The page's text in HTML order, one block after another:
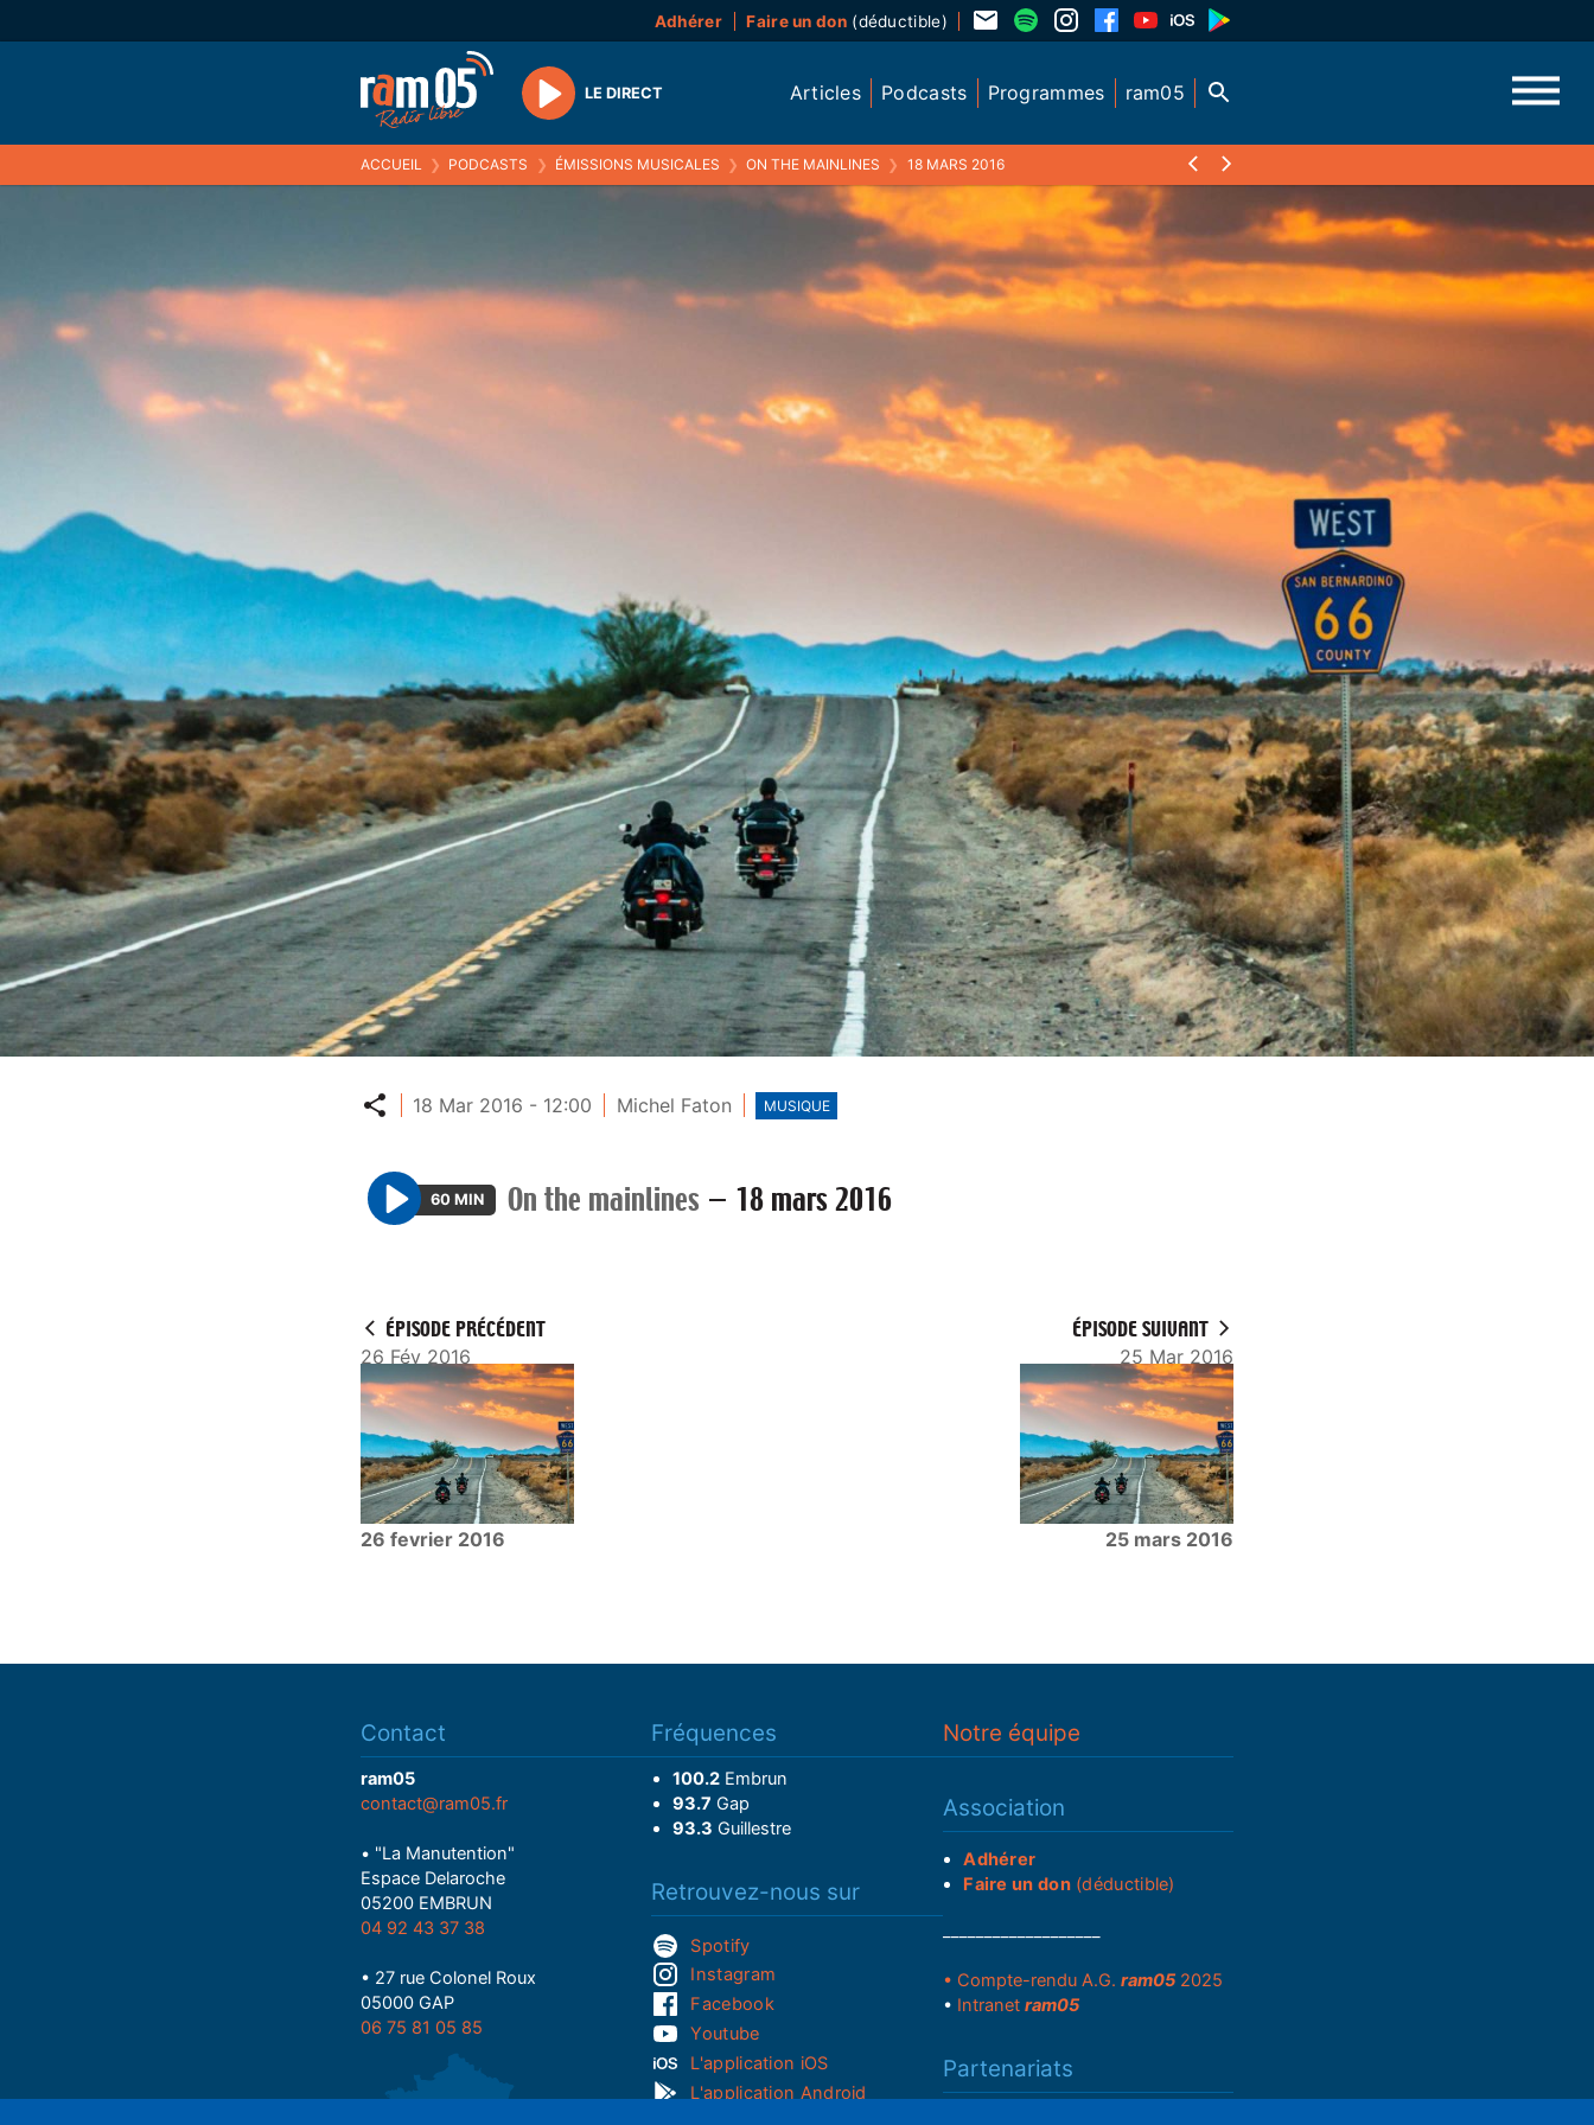
Adhérer Faire un don(déductible)
Play
LE DIRECT Articles Podcasts Programmes ram05
ACCUEIL ❯ PODCASTS ❯ ÉMISSIONS MUSICALES ❯ ON THE MAINLINES ❯ 18 MARS 2016
Partager
18 Mar 2016 - 12:00 Michel Faton MUSIQUE
P
60 MIN On the mainlines — 18 mars 2016
ÉPISODE PRÉCÉDENT
26 Fév 2016
26 fevrier 2016
ÉPISODE SUIVANT
25 Mar 2016
25 mars 2016
Contact
ram05
contact@ram05.fr
• "La Manutention"
Espace Delaroche
05200 EMBRUN
04 92 43 37 38
• 27 rue Colonel Roux
05000 GAP
06 75 81 05 85
Fréquences
100.2Embrun
93.7 Gap
93.3 Guillestre
Retrouvez-nous sur
Spotify
Instagram
Facebook
Youtube
L'application iOS
L'application Android
Notre équipe
Association
Adhérer
Faire un don(déductible)
• Compte-rendu A.G. ram052025
• Intranet ram05
Partenariats